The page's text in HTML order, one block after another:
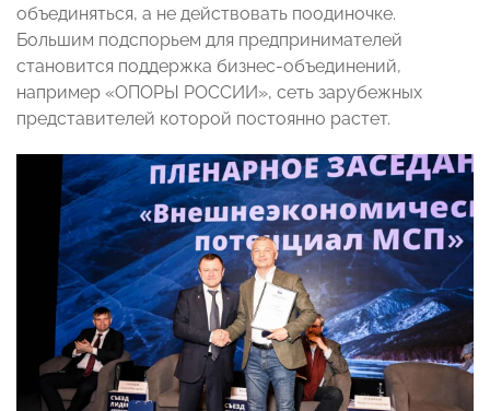
объединяться, а не действовать поодиночке.
Большим подспорьем для предпринимателей
становится поддержка бизнес-объединений,
например «ОПОРЫ РОССИИ», сеть зарубежных
представителей которой постоянно растет.